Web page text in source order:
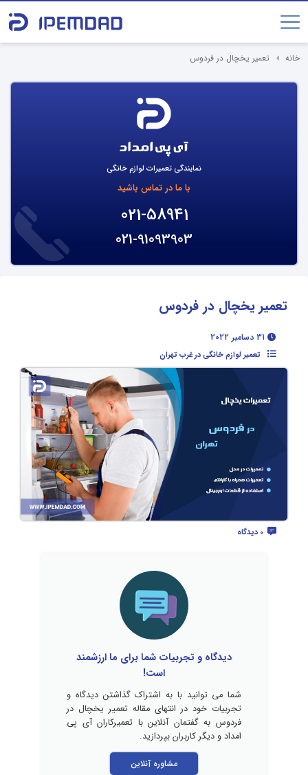
خانه تعمیر یخچال در فردوس
نمایندگی تعمیرات لوازم خانگی
با ما در تماس باشید
021-58941
021-91093903
تعمیر یخچال در فردوس
تعمیر لوازم خانگی در غرب تهران
دیدگاه و تجربیات شما برای ما ارزشمند
است!
شما می توانید با به اشتراک گذاشتن دیدگاه و
تجربیات خود در انتهای مقاله تعمیر یخچال در
فردوس به گفتمان آنلاین با تعمیرکاران آی پی
امداد و دیگر کاربران بپردازید.
مشاوره آنلاین